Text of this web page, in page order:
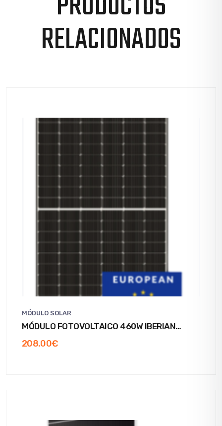
RELACIONADOS
MÓDULO SOLAR
MÓDULO FOTOVOLTAICO 460W IBERIAN
208.00€